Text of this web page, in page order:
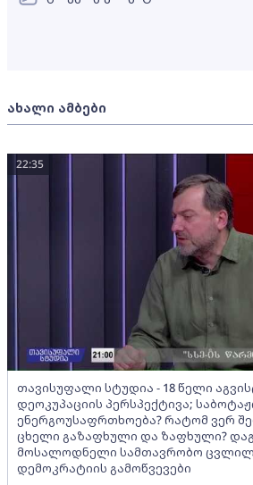
ახალი ამბები
თავისუფალი სტუდია - 18 წელი
დეოკუპაციის პერსპექტივა;
ენერგოუსაფრთხოება? რატომ ვერ
ცხელი გაზაფხული და ზაფხული?
მოსალოდნელი სამთავრობო
დემოკრატიის გამოწვევები
22:35